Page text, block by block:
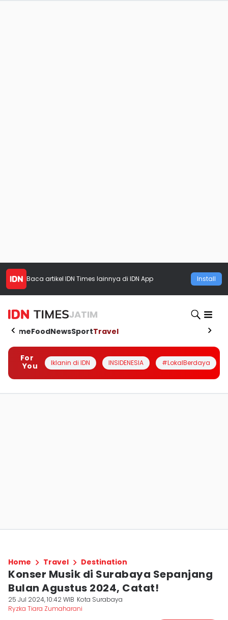
Baca artikel IDN Times lainnya di IDN App Install
JATIM
HomeFoodNewsSportTravel
For
You
Iklanin di IDN INSIDENESIA #LokalBerdaya
Home Travel Destination
Konser Musik di Surabaya Sepanjang
Bulan Agustus 2024, Catat!
25 Jul 2024, 10:42 WIB Kota Surabaya
Ryzka Tiara Zumaharani